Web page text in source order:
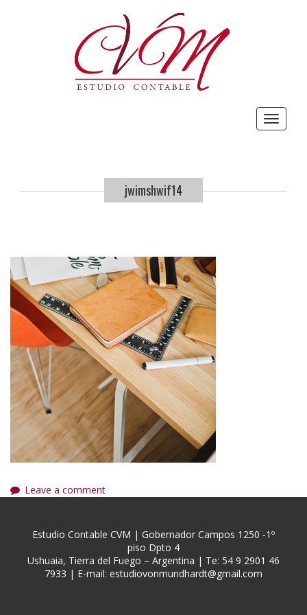
Toggle
jwimshwif14
Leave a comment
Estudio Contable CVM | Gobernador Campos 1250 -1º
piso Dpto 4
Ushuaia, Tierra del Fuego – Argentina | Te: 54 9 2901 46
7933 | E-mail: estudiovonmundhardt@gmail.com